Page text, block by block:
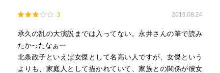
3 2019.08.24
承久の乱の大演説までは入ってない。永井さんの筆で読み
たかったなぁー
北条政子といえば女傑として名高い人ですが、女傑という
よりも、家庭人として描かれていて、家族との関係が彼女